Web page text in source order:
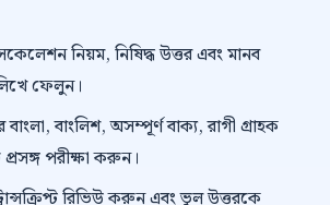
নিয়ম, নিষিদ্ধ উত্তর এবং মানব
ফেলুন।
বাংলিশ, অসম্পূর্ণ বাক্য, রাগী গ্রাহক
পরীক্ষা করুন।
রিভিউ করুন এবং ভুল উত্তরকে